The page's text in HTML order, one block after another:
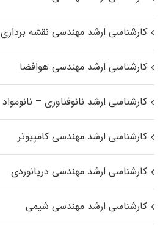
کارشناسی ارشد مهندسی نقشه برداری
کارشناسی ارشد مهندسی هوافضا
کارشناسی ارشد نانوفناوری – نانومواد
کارشناسی ارشد مهندسی کامپیوتر
کارشناسی ارشد مهندسی دریانوردی
کارشناسی ارشد مهندسی شیمی